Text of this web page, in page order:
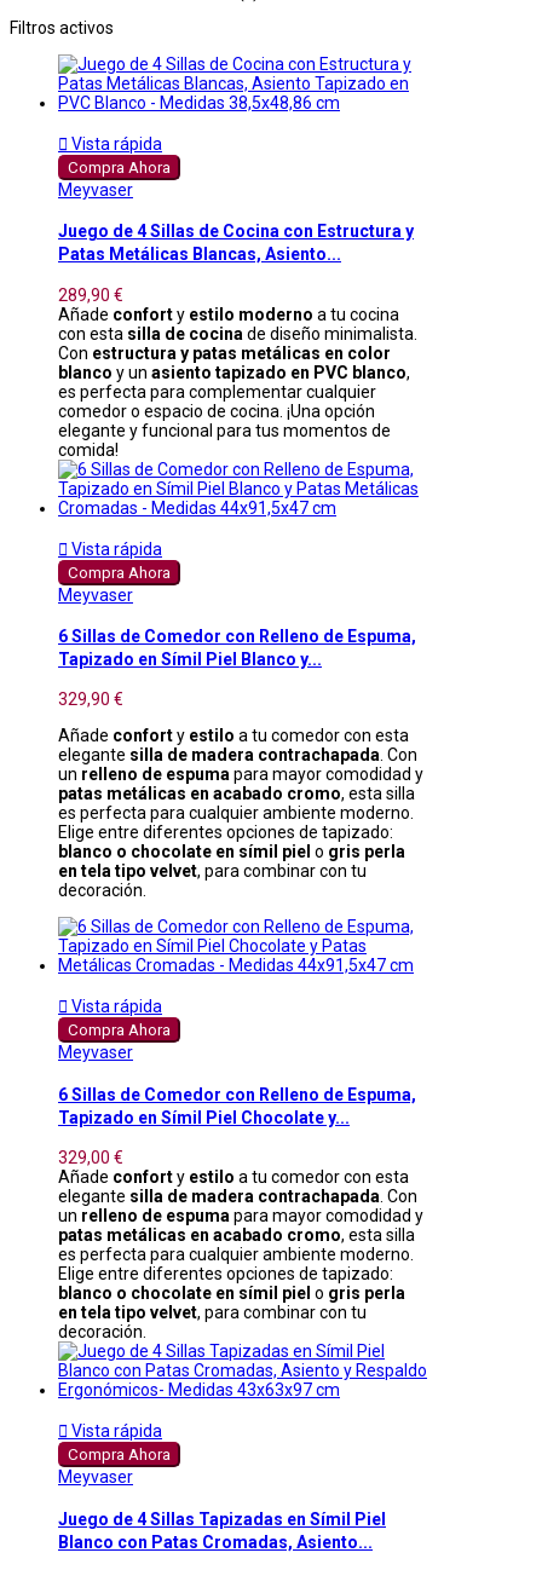
Filtros activos
 Vista rápida
Compra Ahora
Meyvaser
Juego de 4 Sillas de Cocina con Estructura y
Patas Metálicas Blancas, Asiento...
289,90 €
Añade conforty estilo moderno a tu cocina
con esta silla de cocina de diseño minimalista.
Con estructura y patas metálicas en color
blanco y un asiento tapizado en PVC blanco,
es perfecta para complementar cualquier
comedor o espacio de cocina. ¡Una opción
elegante y funcional para tus momentos de
comida!
 Vista rápida
Compra Ahora
Meyvaser
6 Sillas de Comedor con Relleno de Espuma,
Tapizado en Símil Piel Blanco y...
329,90 €
Añade conforty estilo a tu comedor con esta
elegante silla de madera contrachapada. Con
un relleno de espumapara mayor comodidad y
patas metálicas en acabado cromo, esta silla
es perfecta para cualquier ambiente moderno.
Elige entre diferentes opciones de tapizado:
blanco o chocolate en símil piel o gris perla
en tela tipo velvet, para combinar con tu
decoración.
 Vista rápida
Compra Ahora
Meyvaser
6 Sillas de Comedor con Relleno de Espuma,
Tapizado en Símil Piel Chocolate y...
329,00 €
Añade conforty estilo a tu comedor con esta
elegante silla de madera contrachapada . Con
un relleno de espuma para mayor comodidad y
patas metálicas en acabado cromo, esta silla
es perfecta para cualquier ambiente moderno.
Elige entre diferentes opciones de tapizado:
blanco o chocolate en símil piel o gris perla
en tela tipo velvet, para combinar con tu
decoración.
 Vista rápida
Compra Ahora
Meyvaser
Juego de 4 Sillas Tapizadas en Símil Piel
Blanco con Patas Cromadas, Asiento...